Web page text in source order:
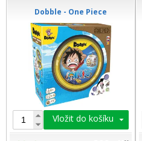
Dobble - One Piece
Vložit do košíku